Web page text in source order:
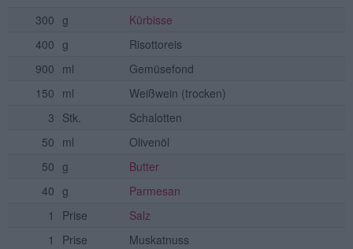
300 g
Kürbisse
400 g
Risottoreis
900 ml
Gemüsefond
150 ml Weißwein (trocken)
3 Stk.
Schalotten
50 ml
Olivenöl
50 g
Butter
40 g
Parmesan
1
Prise
Salz
1
Prise
Muskatnuss